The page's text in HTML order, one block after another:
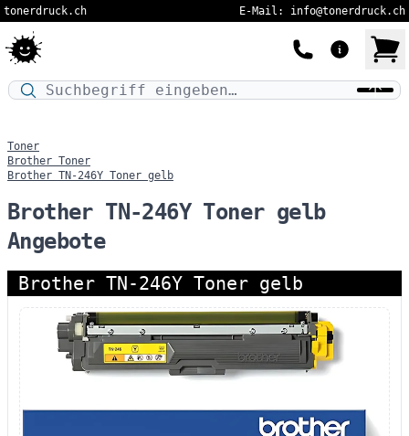
tonerdruck.ch E-Mail: info@tonerdruck.ch
Druckermodell oder Produktnamen eingeben…
Toner
Brother Toner
Brother TN-246Y Toner gelb
Brother TN-246Y Toner gelb
Angebote
Brother TN-246Y Toner gelb